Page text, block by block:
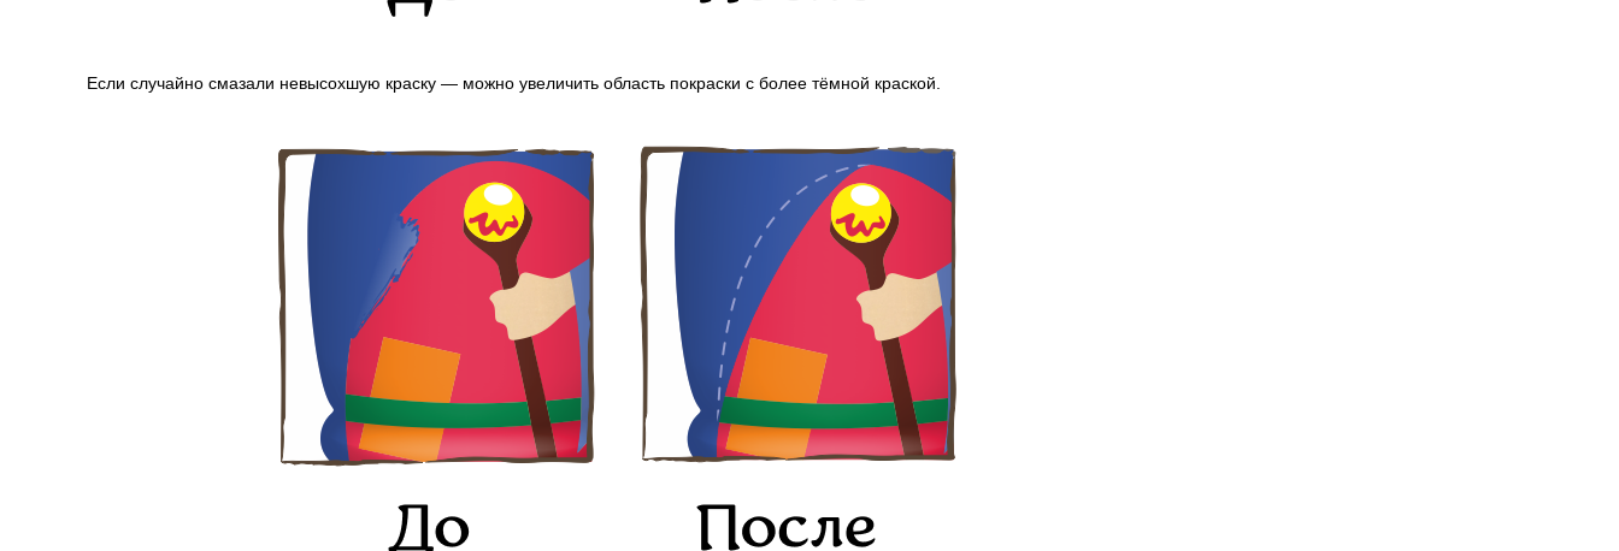
Если случайно смазали невысохшую краску — можно увеличить область покраски с более тёмной краской.